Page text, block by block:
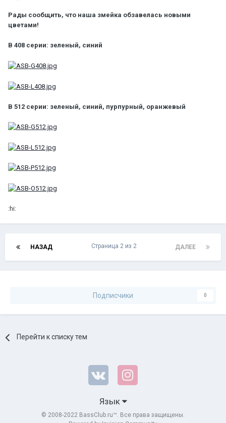
Рады сообщить, что наша змейка обзавелась новыми
цветами!
В 408 серии: зеленый, синий
В 512 серии: зеленый, синий, пурпурный, оранжевый
:hi:
НАЗАД ДАЛЕЕ
Страница 2 из 2
Подписчики 0
Перейти к списку тем
Язык
© 2008-2022 BassClub.ru™. Все права защищены.